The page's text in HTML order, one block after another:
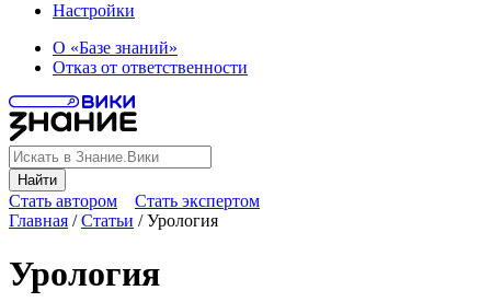
Настройки
О «Базе знаний»
Отказ от ответственности
Найти
Стать автором
Стать экспертом
Главная /Статьи /Урология
Урология